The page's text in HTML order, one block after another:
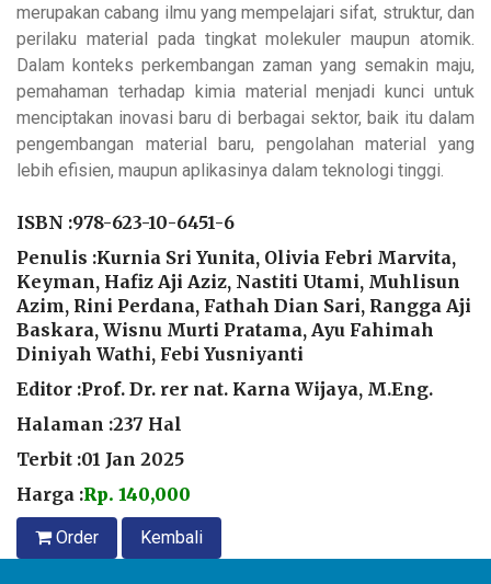
merupakan cabang ilmu yang mempelajari sifat, struktur, dan
perilaku material pada tingkat molekuler maupun atomik.
Dalam konteks perkembangan zaman yang semakin maju,
pemahaman terhadap kimia material menjadi kunci untuk
menciptakan inovasi baru di berbagai sektor, baik itu dalam
pengembangan material baru, pengolahan material yang
lebih efisien, maupun aplikasinya dalam teknologi tinggi.
ISBN :978-623-10-6451-6
Penulis :Kurnia Sri Yunita, Olivia Febri Marvita,
Keyman, Hafiz Aji Aziz, Nastiti Utami, Muhlisun
Azim, Rini Perdana, Fathah Dian Sari, Rangga Aji
Baskara, Wisnu Murti Pratama, Ayu Fahimah
Diniyah Wathi, Febi Yusniyanti
Editor :Prof. Dr. rer nat. Karna Wijaya, M.Eng.
Halaman :237 Hal
Terbit :01 Jan 2025
Harga :Rp. 140,000
Order Kembali